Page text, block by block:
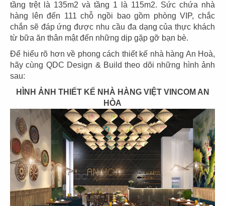
tầng trệt là 135m2 và tầng 1 là 115m2. Sức chứa nhà
hàng lên đến 111 chỗ ngồi bao gồm phòng VIP, chắc
chắn sẽ đáp ứng được nhu cầu đa dạng của thực khách
từ bữa ăn thân mật đến những dịp gặp gỡ bạn bè.
Để hiểu rõ hơn về phong cách thiết kế nhà hàng An Hoà,
hãy cùng QDC Design & Build theo dõi những hình ảnh
sau:
HÌNH ẢNH THIẾT KẾ NHÀ HÀNG VIỆT VINCOM AN
HÒA
03
PHÊ LA
CN Biên Hòa
04
CN 3/2
05
KATINAT
CN Waterbus
06
CHEESE COFFEE
CN Đà Nẵng